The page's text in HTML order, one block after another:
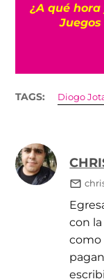
¿A qué
TAGS: Diogo
con
como